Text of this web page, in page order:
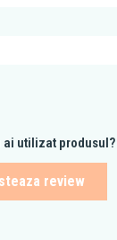
ai utilizat produsul?
review